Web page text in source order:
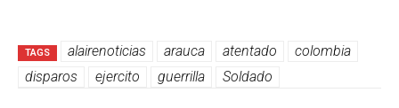
TAGS alairenoticias arauca atentado
colombia
disparos
ejercito guerrilla Soldado